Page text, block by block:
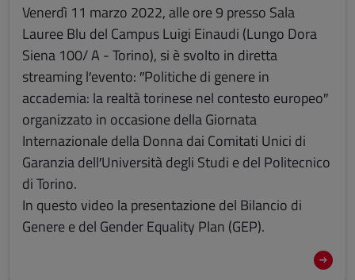
Venerdì 11 marzo 2022, alle ore 9 presso Sala
Lauree Blu del Campus Luigi Einaudi (Lungo Dora
Siena 100/ A - Torino), si è svolto in diretta
streaming l′evento: ″Politiche di genere in
accademia: la realtà torinese nel contesto europeo″
organizzato in occasione della Giornata
Internazionale della Donna dai Comitati Unici di
Garanzia dell′Università degli Studi e del Politecnico
di Torino.
In questo video la presentazione del Bilancio di
Genere e del Gender Equality Plan (GEP).